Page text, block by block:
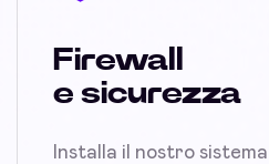
Firewall
e sicurezza
Installa il nostro